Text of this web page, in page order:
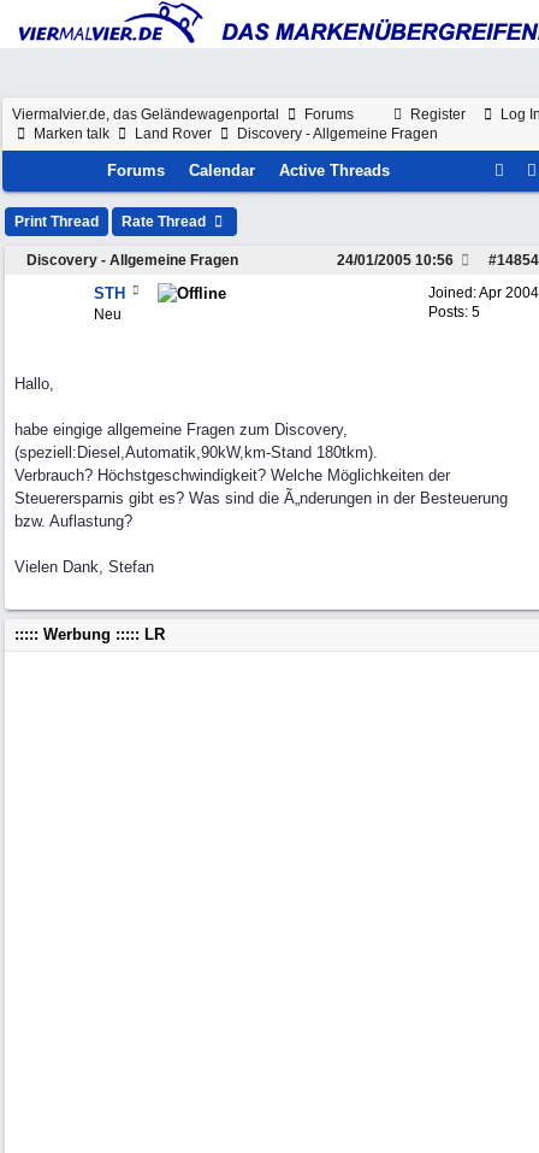
Register Log
Viermalvier.de, das Geländewagenportal
Forums
Marken talk
Land Rover Discovery - Allgemeine Fragen
Forums Calendar Active Threads
Print Thread Rate Thread
Discovery - Allgemeine Fragen #14854
24/01/2005 10:56
Joined:Apr 2004
Posts: 5
STH
Neu
Hallo,
habe eingige allgemeine Fragen zum Discovery,
(speziell:Diesel,Automatik,90kW,km-Stand 180tkm).
Verbrauch? Höchstgeschwindigkeit? Welche Möglichkeiten der
Steuerersparnis gibt es? Was sind die Ã„nderungen in der Besteuerung
bzw. Auflastung?
Vielen Dank, Stefan
::::: Werbung ::::: LR